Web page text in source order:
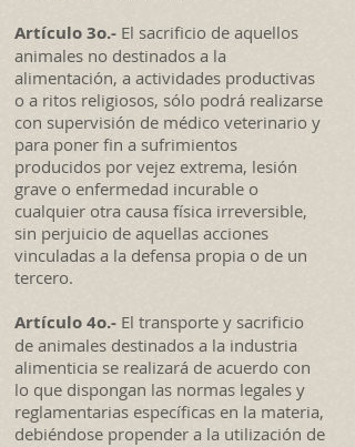
Artículo 3o.- El sacrificio de aquellos
animales no destinados a la
alimentación, a actividades productivas
o a ritos religiosos, sólo podrá realizarse
con supervisión de médico veterinario y
para poner fin a sufrimientos
producidos por vejez extrema, lesión
grave o enfermedad incurable o
cualquier otra causa física irreversible,
sin perjuicio de aquellas acciones
vinculadas a la defensa propia o de un
tercero.
Artículo 4o.- El transporte y sacrificio
de animales destinados a la industria
alimenticia se realizará de acuerdo con
lo que dispongan las normas legales y
reglamentarias específicas en la materia,
debiéndose propender a la utilización de